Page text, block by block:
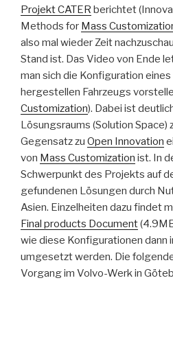
Projekt CATER berichtet
Methods for Mass
also mal wieder Zeit
Stand ist. Das Video von Ende
man sich die Konfiguration
hergestellen Fahrzeugs
Customization). Dabei ist
Lösungsraums (Solution Space)
Gegensatz zu Open Innovation
von Mass Customization ist. In
Schwerpunkt des Projekts auf
gefundenen Lösungen durch
Asien. Einzelheiten dazu findet
Final products Document
wie diese Konfigurationen dann
umgesetzt werden. Die
Vorgang im Volvo-Werk in